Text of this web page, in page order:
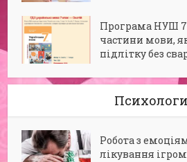
Програма НУШ 7
частини мови,
підлітку без
Робота з
лікування